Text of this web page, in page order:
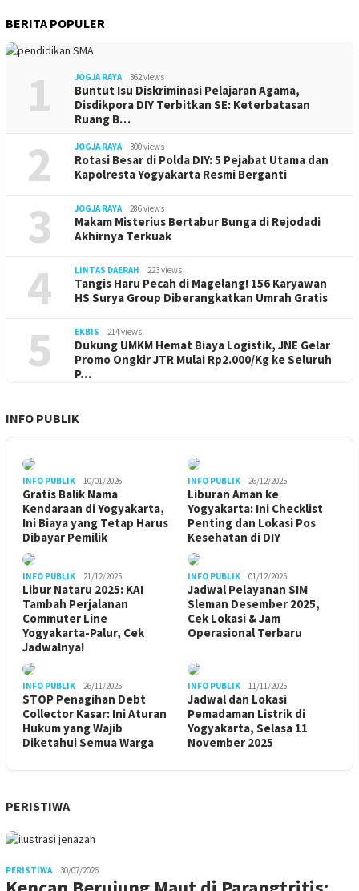
BERITA POPULER
1 JOGJA RAYA 362 views
Buntut Isu Diskriminasi Pelajaran Agama,
Disdikpora DIY Terbitkan SE: Keterbatasan
Ruang B…
2 JOGJA RAYA 300 views
Rotasi Besar di Polda DIY: 5 Pejabat Utama dan
Kapolresta Yogyakarta Resmi Berganti
3 JOGJA RAYA 286 views
Makam Misterius Bertabur Bunga di Rejodadi
Akhirnya Terkuak
4 LINTAS DAERAH 223 views
Tangis Haru Pecah di Magelang! 156 Karyawan
HS Surya Group Diberangkatkan Umrah Gratis
5 EKBIS 214 views
Dukung UMKM Hemat Biaya Logistik, JNE Gelar
Promo Ongkir JTR Mulai Rp2.000/Kg ke Seluruh
P…
INFO PUBLIK
INFO PUBLIK 10/01/2026
Gratis Balik Nama
Kendaraan di Yogyakarta,
Ini Biaya yang Tetap Harus
Dibayar Pemilik
INFO PUBLIK 26/12/2025
Liburan Aman ke
Yogyakarta: Ini Checklist
Penting dan Lokasi Pos
Kesehatan di DIY
INFO PUBLIK 21/12/2025
Libur Nataru 2025: KAI
Tambah Perjalanan
Commuter Line
Yogyakarta-Palur, Cek
Jadwalnya!
INFO PUBLIK 01/12/2025
Jadwal Pelayanan SIM
Sleman Desember 2025,
Cek Lokasi & Jam
Operasional Terbaru
INFO PUBLIK 26/11/2025
STOP Penagihan Debt
Collector Kasar: Ini Aturan
Hukum yang Wajib
Diketahui Semua Warga
INFO PUBLIK 11/11/2025
Jadwal dan Lokasi
Pemadaman Listrik di
Yogyakarta, Selasa 11
November 2025
PERISTIWA
PERISTIWA 30/07/2026